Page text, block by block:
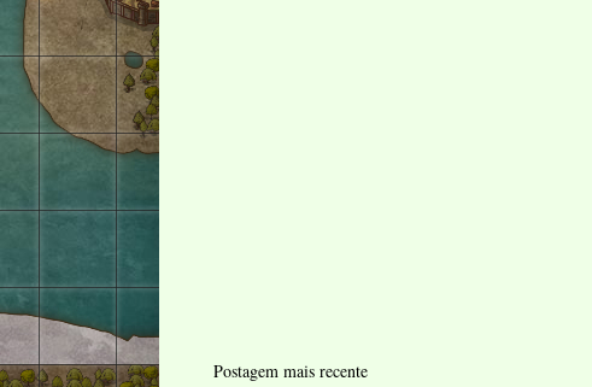
Postagem mais recente